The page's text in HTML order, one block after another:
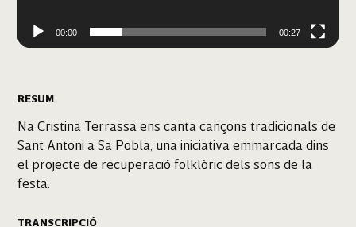
00:00 00:27
RESUM
Na Cristina Terrassa ens canta cançons tradicionals de
Sant Antoni a Sa Pobla, una iniciativa emmarcada dins
el projecte de recuperació folklòric dels sons de la
festa.
TRANSCRIPCIÓ